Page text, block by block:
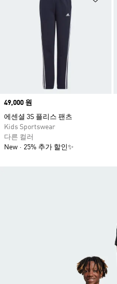
Price
49,000 원
에센셜 3S 플리스 팬츠
Kids Sportswear
다른 컬러
New
25% 추가 할인✨